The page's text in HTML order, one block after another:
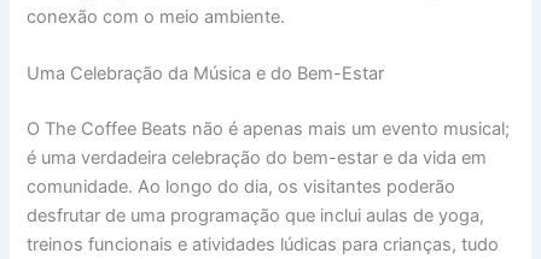
conexão com o meio ambiente.
Uma Celebração da Música e do Bem-Estar
O The Coffee Beats não é apenas mais um evento musical;
é uma verdadeira celebração do bem-estar e da vida em
comunidade. Ao longo do dia, os visitantes poderão
desfrutar de uma programação que inclui aulas de yoga,
treinos funcionais e atividades lúdicas para crianças, tudo